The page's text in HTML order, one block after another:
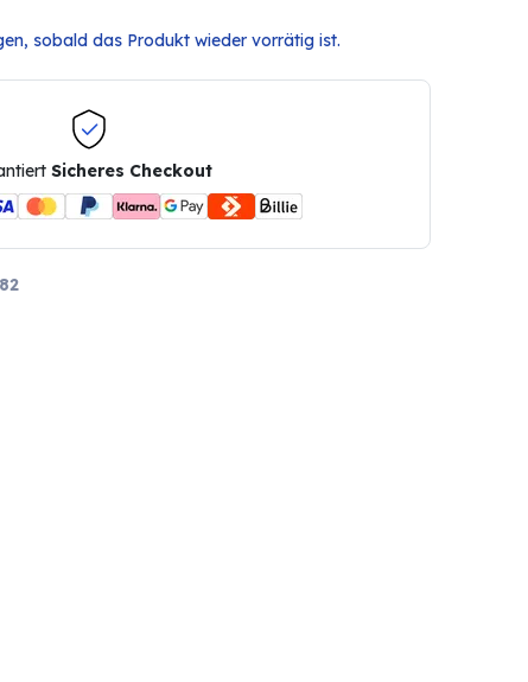
sobald das Produkt wieder vorrätig ist.
Sicheres Checkout